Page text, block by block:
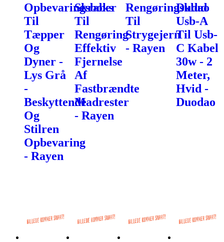
Opbevaringsboks
Til
Tæpper
Og
Dyner -
Lys Grå
-
Beskyttende
Og
Stilren
Opbevaring
- Rayen
Skraber
Til
Rengøring
Effektiv
Fjernelse
Af
Fastbrændte
Madrester
- Rayen
Rengøringsklud
Til
Strygejern
- Rayen
Dudao
Usb-A
Til Usb-
C Kabel
30w - 2
Meter,
Hvid -
Duodao